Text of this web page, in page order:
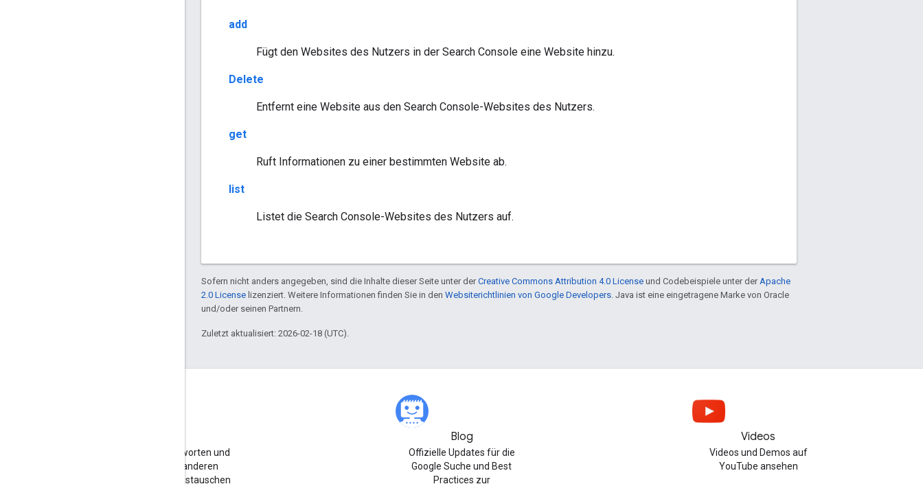
add
Fügt den Websites des Nutzers in der Search Console eine Website hinzu.
Delete
Entfernt eine Website aus den Search Console-Websites des Nutzers.
get
Ruft Informationen zu einer bestimmten Website ab.
list
Listet die Search Console-Websites des Nutzers auf.
Sofern nicht anders angegeben, sind die Inhalte dieser Seite unter derCreative Commons Attribution 4.0 License und Codebeispiele unter der Apache
2.0 License lizenziert. Weitere Informationen finden Sie in den Websiterichtlinien von Google Developers . Java ist eine eingetragene Marke von Oracle
und/oder seinen Partnern.
Zuletzt aktualisiert: 2026-02-18 (UTC).
Hier finden Sie Antworten und
können sich mit anderen
Websiteinhabern austauschen
Blog
Offizielle Updates für die
Google Suche und Best
Practices zur
Videos
Videos und Demos auf
YouTube ansehen